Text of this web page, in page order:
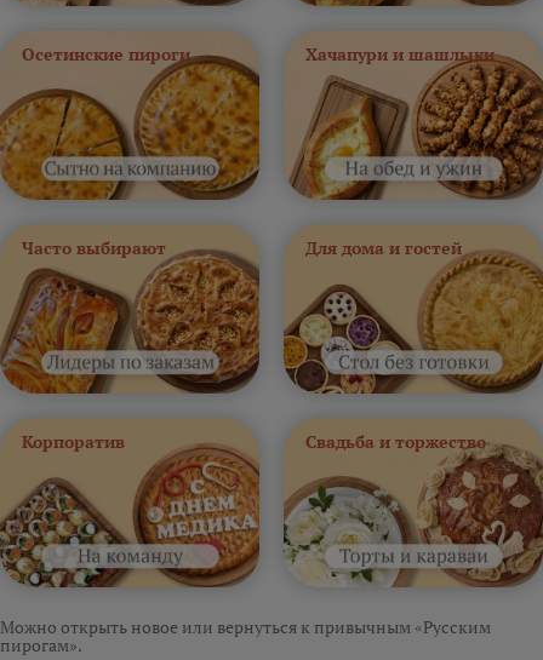
Осетинские пироги Хачапури и шашлыки
Часто выбирают Для дома и гостей
Корпоратив Свадьба и торжество
Можно открыть новое или вернуться к привычным «Русским
пирогам».